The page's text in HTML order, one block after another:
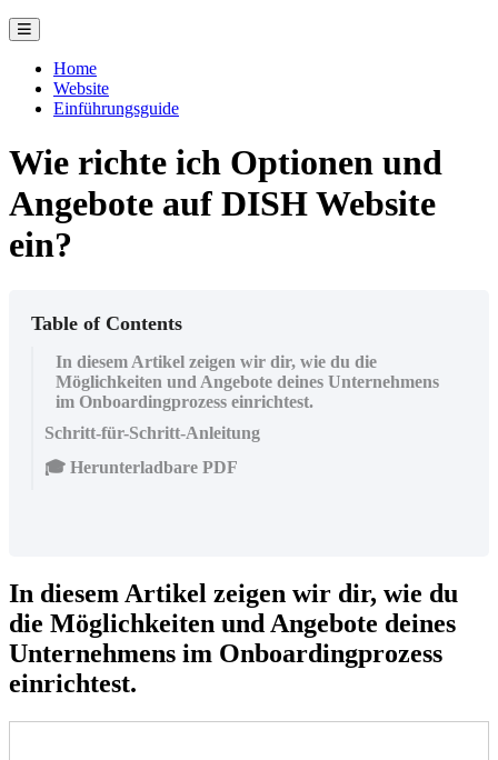
Home
Website
Einführungsguide
Wie richte ich Optionen und
Angebote auf DISH Website
ein?
Table of Contents
In diesem Artikel zeigen wir dir, wie du die
Möglichkeiten und Angebote deines Unternehmens
im Onboardingprozess einrichtest.
Schritt-für-Schritt-Anleitung
🎓 Herunterladbare PDF
In diesem Artikel zeigen wir dir, wie du
die Möglichkeiten und Angebote deines
Unternehmens im Onboardingprozess
einrichtest.